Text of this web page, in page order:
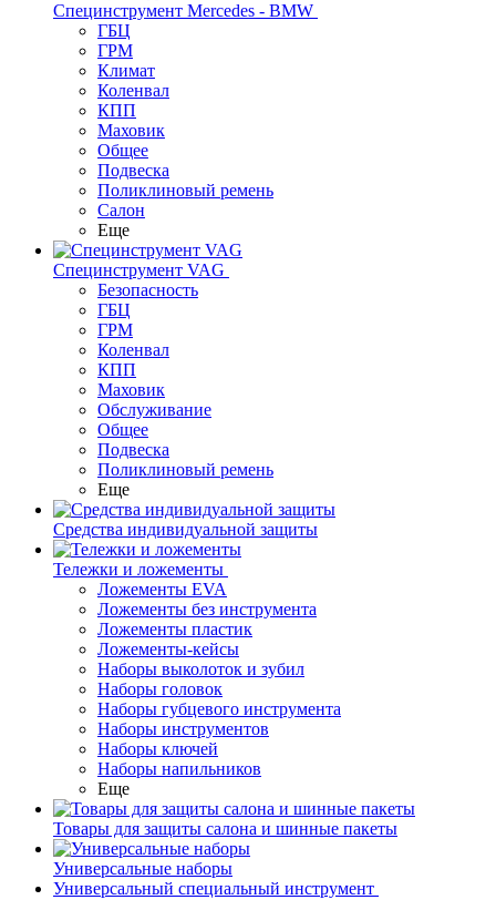
Специнструмент Mercedes - BMW
ГБЦ
ГРМ
Климат
Коленвал
КПП
Маховик
Общее
Подвеска
Поликлиновый ремень
Салон
Еще
Специнструмент VAG
Безопасность
ГБЦ
ГРМ
Коленвал
КПП
Маховик
Обслуживание
Общее
Подвеска
Поликлиновый ремень
Еще
Средства индивидуальной защиты
Тележки и ложементы
Ложементы EVA
Ложементы без инструмента
Ложементы пластик
Ложементы-кейсы
Наборы выколоток и зубил
Наборы головок
Наборы губцевого инструмента
Наборы инструментов
Наборы ключей
Наборы напильников
Еще
Товары для защиты салона и шинные пакеты
Универсальные наборы
Универсальный специальный инструмент